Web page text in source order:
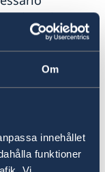
Om
innehållet
funktioner
in
in corso di